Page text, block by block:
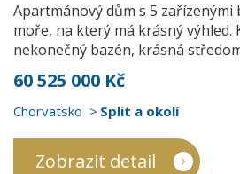
Apartmánový dům s 5 zařízenými
moře, na který má krásný výhled.
nekonečný bazén, krásná
60 525 000 Kč
Chorvatsko Split a okolí
Zobrazit detail